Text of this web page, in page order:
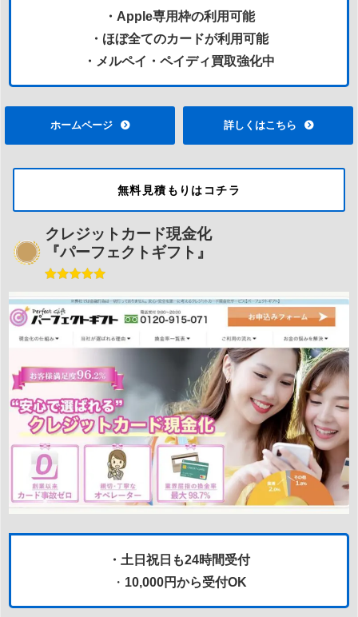
・Apple専用枠の利用可能
・ほぼ全てのカードが利用可能
・メルペイ・ペイディ買取強化中
ホームページ 詳しくはこちら
無料見積もりはコチラ
クレジットカード現金化
『パーフェクトギフト』
・土日祝日も24時間受付
・ 10,000円から受付OK